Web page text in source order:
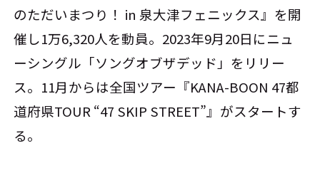
のただいまつり！ in 泉大津フェニックス』を開
催し1万6,320人を動員。2023年9月20日にニュ
ーシングル「ソングオブザデッド」をリリー
ス。11月からは全国ツアー『KANA-BOON 47都
道府県TOUR “47 SKIP STREET”』がスタートす
る。